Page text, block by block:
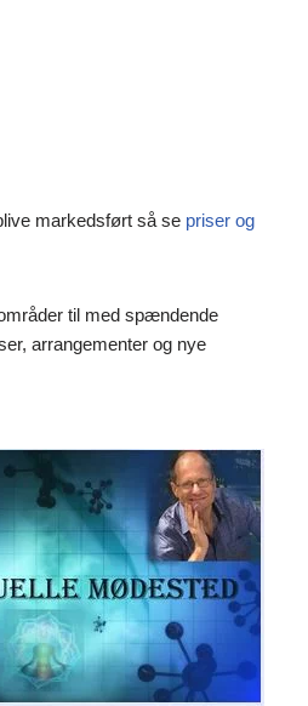
markedsført så se priser og
til med spændende
arrangementer og nye